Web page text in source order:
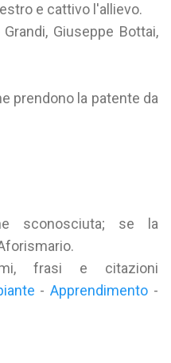
e cattivo l'allievo.
Giuseppe Bottai,
prendono la patente da
sconosciuta; se la
frasi e citazioni
-Apprendimento -